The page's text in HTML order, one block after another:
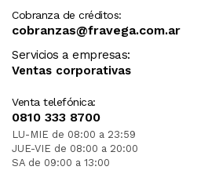
Cobranza de créditos:
cobranzas@fravega.com.ar
Servicios a empresas:
Ventas corporativas
Venta telefónica:
0810 333 8700
LU-MIE de 08:00 a 23:59
JUE-VIE de 08:00 a 20:00
SA de 09:00 a 13:00